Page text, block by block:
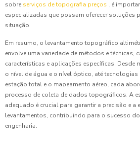
sobre serviços de topografia preços , é
especializadas que possam oferecer soluções
situação.
Em resumo, o levantamento topográfico
envolve uma variedade de métodos e técnicas,
características e aplicações específicas.
o nível de água e o nível óptico, até
estação total e o mapeamento aéreo, cada
processo de coleta de dados topográficos. A
adequado é crucial para garantir a precisão e a
levantamentos, contribuindo para o sucesso
engenharia.